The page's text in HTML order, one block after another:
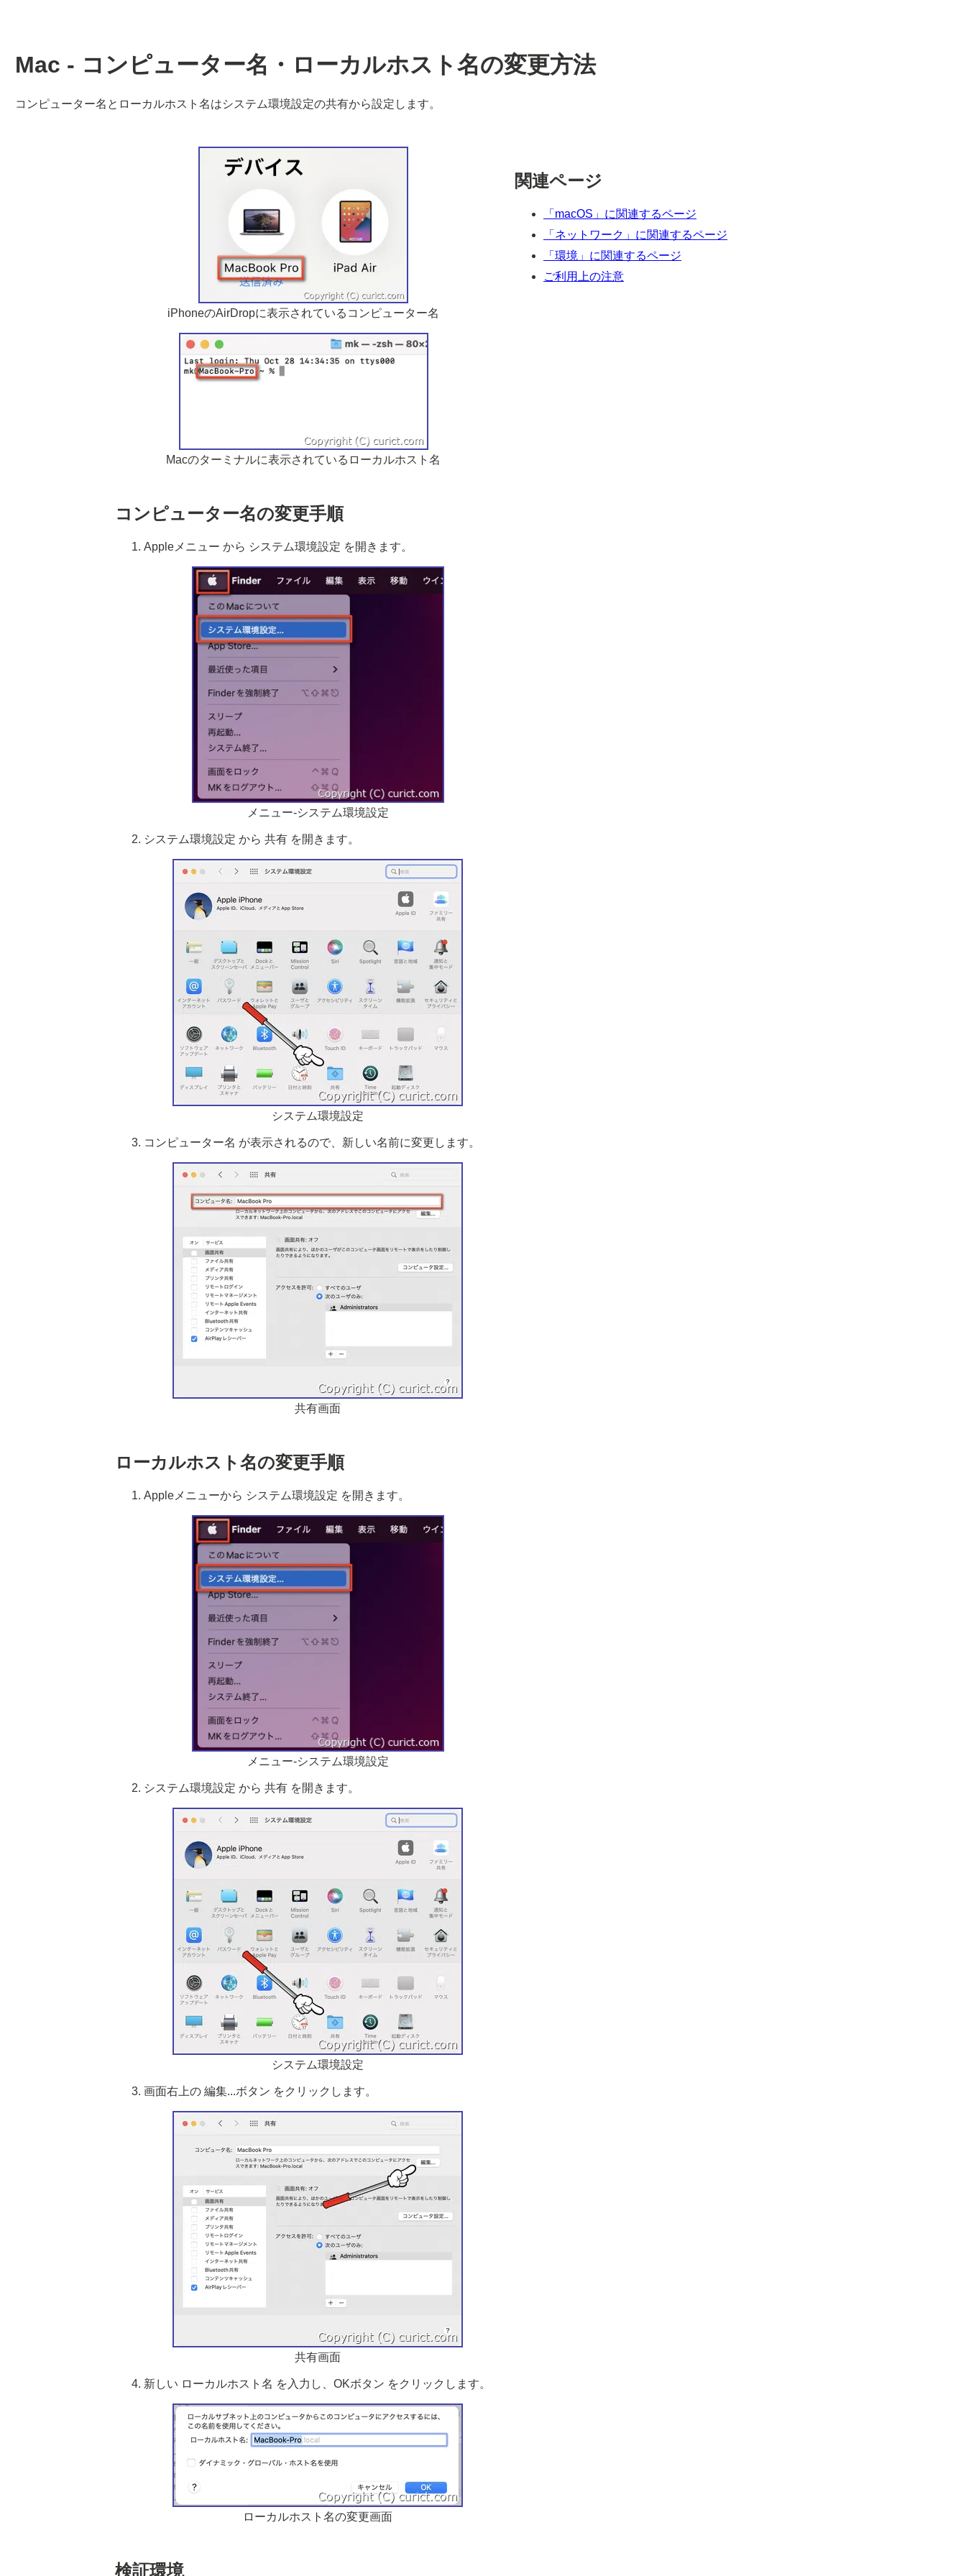
Mac - コンピューター名・ローカルホスト名の変更方法
コンピューター名とローカルホスト名はシステム環境設定の共有から設定します。
iPhoneのAirDropに表示されているコンピューター名
Macのターミナルに表示されているローカルホスト名
コンピューター名の変更手順
Appleメニュー から システム環境設定 を開きます。
メニュー-システム環境設定
システム環境設定 から 共有 を開きます。
システム環境設定
コンピューター名 が表示されるので、新しい名前に変更します。
共有画面
ローカルホスト名の変更手順
Appleメニューから システム環境設定 を開きます。
メニュー-システム環境設定
システム環境設定 から 共有 を開きます。
システム環境設定
画面右上の 編集...ボタン をクリックします。
共有画面
新しい ローカルホスト名 を入力し、OKボタン をクリックします。
ローカルホスト名の変更画面
検証環境
関連ページ
「macOS」に関連するページ
「ネットワーク」に関連するページ
「環境」に関連するページ
ご利用上の注意